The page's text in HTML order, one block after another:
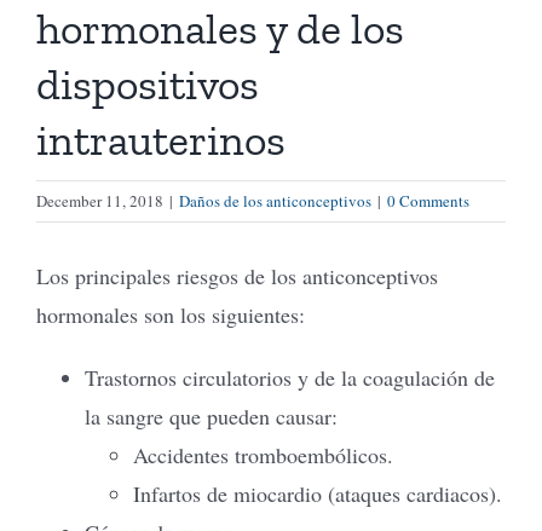
hormonales y de los
dispositivos
intrauterinos
December 11, 2018 | Daños de los anticonceptivos | 0 Comments
Los principales riesgos de los anticonceptivos
hormonales son los siguientes:
Trastornos circulatorios y de la coagulación de
la sangre que pueden causar:
Accidentes tromboembólicos.
Infartos de miocardio (ataques cardiacos).